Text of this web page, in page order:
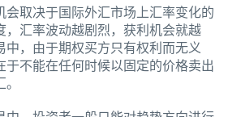
会取决于国际外汇市场上汇率变化的
，汇率波动越剧烈，获利机会就越
中，由于期权买方只有权利而无义
于不能在任何时候以固定的价格卖出